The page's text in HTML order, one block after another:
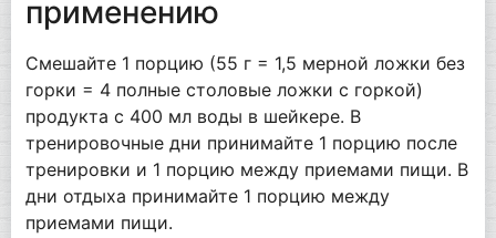
применению
Смешайте 1 порцию (55 г = 1,5 мерной ложки без
горки = 4 полные столовые ложки с горкой)
продукта с 400 мл воды в шейкере. В
тренировочные дни принимайте 1 порцию после
тренировки и 1 порцию между приемами пищи. В
дни отдыха принимайте 1 порцию между
приемами пищи.